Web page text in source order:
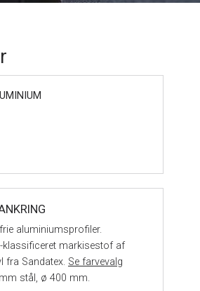
aluminiumsprofiler.
klassificeret markisestof af
fra Sandatex. Se farvevalg
stål, ø 400 mm.